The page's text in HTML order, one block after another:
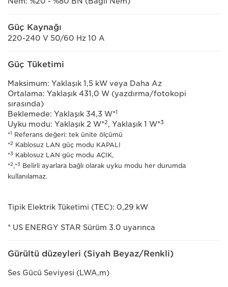
Güç Kaynağı
220-240 V 50/60 Hz 10 A
Güç Tüketimi
Maksimum: Yaklaşık 1,5 kW veya Daha Az
Ortalama: Yaklaşık 431,0 W (yazdırma/fotokopi
sırasında)
Beklemede: Yaklaşık 34,3 W*1
Uyku modu: Yaklaşık 2 W*2, Yaklaşık 1 W*3
*1 Referans değeri: tek ünite ölçümü
*2 Kablosuz LAN güç modu KAPALI
*3 Kablosuz LAN güç modu AÇIK,
*2,*3 Belirli ayarlara bağlı olarak uyku modu her durumda
kullanılamaz.
Tipik Elektrik Tüketimi (TEC): 0,29 kW
* US ENERGY STAR Sürüm 3.0 uyarınca
Gürültü düzeyleri (Siyah Beyaz/Renkli)
Ses Gücü Seviyesi (LWA,m)